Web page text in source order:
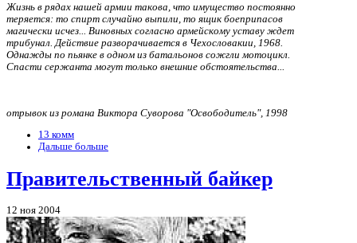
Жизнь в рядах нашей армии такова, что имущество постоянно
теряется: то спирт случайно выпили, то ящик боеприпасов
магически исчез... Виновных согласно армейскому уставу ждет
трибунал. Действие разворачивается в Чехословакии, 1968.
Однажды по пьянке в одном из батальонов сожгли мотоцикл.
Спасти сержанта могут только внешние обстоятельства...
отрывок из романа Виктора Суворова "Освободитель", 1998
13 комм
Дальше больше
Правительственный байкер
12 ноя 2004